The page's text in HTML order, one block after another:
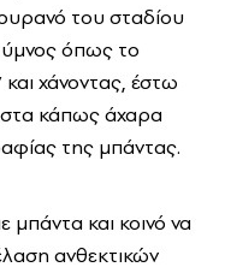
του σταδίου
όπως το
και χάνοντας, έστω
στα κάπως άχαρα
της μπάντας.
και κοινό να
ανθεκτικών